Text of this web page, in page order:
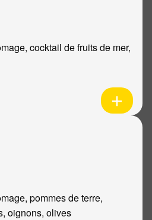
cocktail de fruits de mer,
pommes de terre,
oignons, olives